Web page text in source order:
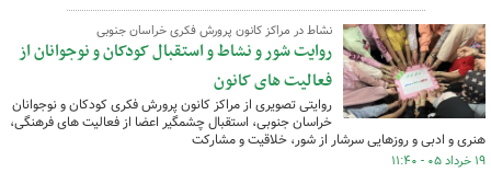
نشاط در مراکز کانون پرورش فکری خراسان جنوبی
روایت شور و نشاط و استقبال کودکان و نوجوانان از
فعالیت های کانون
روایتی تصویری از مراکز کانون پرورش فکری کودکان و نوجوانان
خراسان جنوبی، استقبال چشمگیر اعضا از فعالیت های فرهنگی،
هنری و ادبی و روزهایی سرشار از شور، خلاقیت و مشارکت
۱۹ خرداد ۰۵ - ۱۱:۴۰